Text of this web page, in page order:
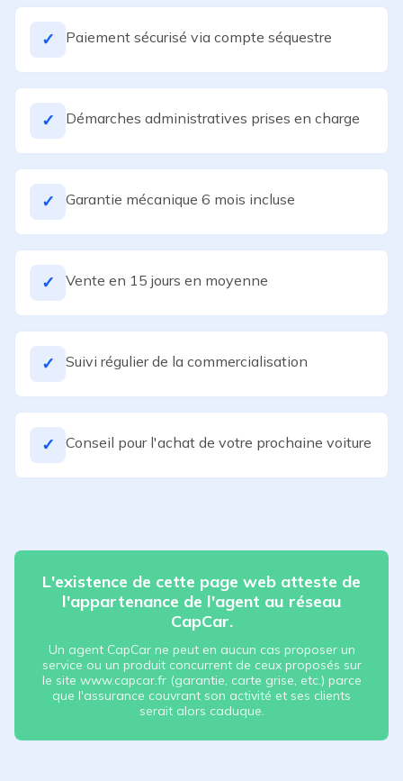
✓ Paiement sécurisé via compte séquestre
✓ Démarches administratives prises en charge
✓ Garantie mécanique 6 mois incluse
✓ Vente en 15 jours en moyenne
✓ Suivi régulier de la commercialisation
✓ Conseil pour l'achat de votre prochaine voiture
L'existence de cette page web atteste de
l'appartenance de l'agent au réseau
CapCar.
Un agent CapCar ne peut en aucun cas proposer un
service ou un produit concurrent de ceux proposés sur
le site www.capcar.fr (garantie, carte grise, etc.) parce
que l'assurance couvrant son activité et ses clients
serait alors caduque.